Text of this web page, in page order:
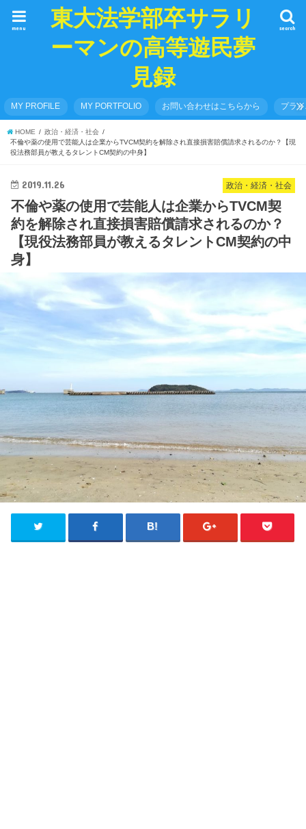
東大法学部卒サラリ
ーマンの高等遊民夢
見録
search
menu
MY PROFILE MY PORTFOLIO お問い合わせはこちらから プラ
HOME
政治・経済・社会
不倫や薬の使用で芸能人は企業からTVCM契約を解除され直接損害賠償請求されるのか？【現
役法務部員が教えるタレントCM契約の中身】
政治・経済・社会
2019.11.26
不倫や薬の使用で芸能人は企業からTVCM契
約を解除され直接損害賠償請求されるのか？
【現役法務部員が教えるタレントCM契約の中
身】